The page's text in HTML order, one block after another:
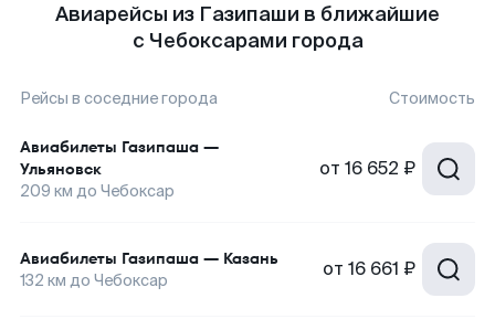
Авиарейсы из Газипаши в ближайшие
с Чебоксарами города
Рейсы в соседние города Стоимость
Авиабилеты Газипаша —
Ульяновск
209 км до Чебоксар
от 16 652 ₽
Авиабилеты Газипаша — Казань
132 км до Чебоксар от 16 661 ₽